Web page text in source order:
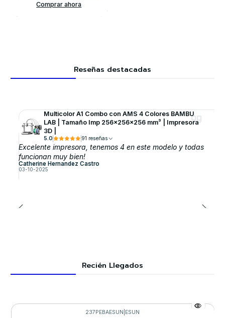
Comprar ahora
Reseñas destacadas
Multicolor A1 Combo con AMS 4 Colores BAMBU
LAB | Tamaño Imp 256×256×256 mm³ | Impresora
3D |
5.0 91 reseñas
Excelente impresora, tenemos 4 en este modelo y todas
funcionan muy bien!
Catherine Hernandez Castro
03-10-2025
Recién Llegados
237PEBAESUN ESUN